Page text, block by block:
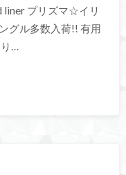
liner プリズマ☆イリ
グル多数入荷!! 有用
り…